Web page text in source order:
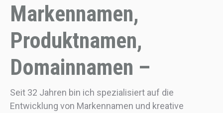
Markennamen,
Produktnamen,
Domainnamen –
Seit 32 Jahren bin ich spezialisiert auf die
Entwicklung von Markennamen und kreative